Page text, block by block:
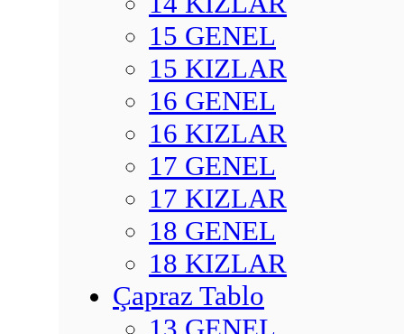
15 GENEL
15 KIZLAR
16 GENEL
16 KIZLAR
17 GENEL
17 KIZLAR
18 GENEL
18 KIZLAR
Çapraz Tablo